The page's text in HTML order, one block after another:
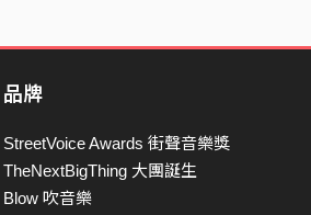
品牌
StreetVoice Awards 街聲音樂獎
TheNextBigThing 大團誕生
Blow 吹音樂